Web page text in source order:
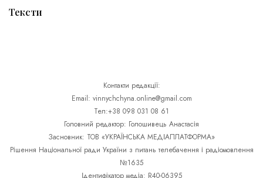
Тексти
Контакти редакції:
Email: vinnychchyna.online@gmail.com
Тел:+38 098 031 08 61
Головний редактор: Голошивець Анастасія
Засновник: ТОВ «УКРАЇНСЬКА МЕДІАПЛАТФОРМА»
Рішення Національної ради України з питань телебачення і радіомовлення
№1635
Ідентифікатор медіа: R40-06395